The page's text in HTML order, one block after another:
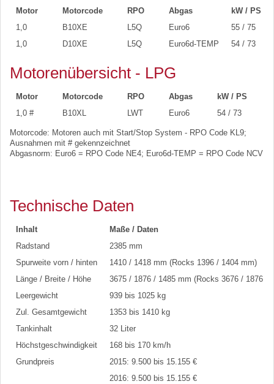
Motor Motorcode RPO Abgas
kW / PS
1,0
B10XE L5Q Euro6
55 / 75
1,0
D10XE L5Q Euro6d-TEMP 54 / 73
Motorenübersicht - LPG
Motor Motorcode RPO Abgas kW / PS
1,0 #
B10XL LWT Euro6 54 / 73
Motorcode: Motoren auch mit Start/Stop System - RPO Code KL9;
Ausnahmen mit # gekennzeichnet
Abgasnorm: Euro6 = RPO Code NE4; Euro6d-TEMP = RPO Code NCV
Technische Daten
Inhalt
Maße / Daten
Radstand
2385 mm
Spurweite vorn / hinten
1410 / 1418 mm (Rocks 1396 / 1404 mm)
Länge / Breite / Höhe
3675 / 1876 / 1485 mm (Rocks 3676 / 1876 /
Leergewicht
939 bis 1025 kg
Zul. Gesamtgewicht
1353 bis 1410 kg
Tankinhalt
32 Liter
Höchstgeschwindigkeit
168 bis 170 km/h
Grundpreis
2015: 9.500 bis 15.155 €
2016: 9.500 bis 15.155 €